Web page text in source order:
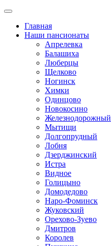
Главная
Наши пансионаты
Апрелевка
Балашиха
Люберцы
Щелково
Ногинск
Химки
Одинцово
Новокосино
Железнодорожный
Мытищи
Долгопрудный
Лобня
Дзерджинский
Истра
Видное
Голицыно
Домодедово
Наро-Фоминск
Жуковский
Орехово-Зуево
Дмитров
Королев